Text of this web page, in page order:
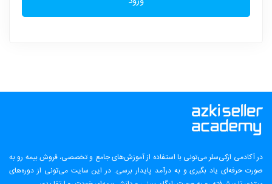
در آکادمی ازکی‌سلر می‌تونی با استفاده از آموزش‌های جامع و تخصصی، فروش بیمه رو به
صورت حرفه‌ای یاد بگیری و به درآمد پایدار برسی. در این سایت می‌تونی از دوره‌های